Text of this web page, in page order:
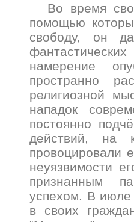
Во время
помощью
свободу, он
намерение
пространно
религиозной
нападок
постоянно
действий, на
провоцировали
неуязвимости
признанным
успехом. В июле
в своих